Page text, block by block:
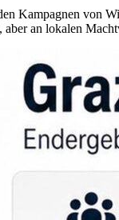
Kampagnen von
an lokalen